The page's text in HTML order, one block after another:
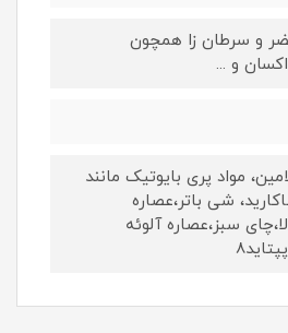
و سرطان زا همچون
و ...
مواد پری بایوتیک مانند
شی باتر،عصاره
سبز،عصاره آلوئه